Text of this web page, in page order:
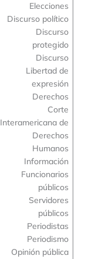
Elecciones
Discurso político
Discurso
protegido
Discurso
Libertad de
expresión
Derechos
Corte
Interamericana de
Derechos
Humanos
Información
Funcionarios
públicos
Servidores
públicos
Periodistas
Periodismo
Opinión pública